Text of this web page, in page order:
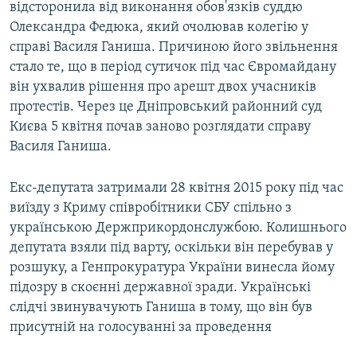
відсторонила від виконання обов'язків суддю
Олександра Федюка, який очолював колегію у
справі Василя Ганиша. Причиною його звільнення
стало те, що в період сутичок під час Євромайдану
він ухвалив рішення про арешт двох учасників
протестів. Через це Дніпровський районний суд
Києва 5 квітня почав заново розглядати справу
Василя Ганиша.
Екс-депутата затримали 28 квітня 2015 року під час
виїзду з Криму співробітники СБУ спільно з
українською Держприкордонслужбою. Колишнього
депутата взяли під варту, оскільки він перебував у
розшуку, а Генпрокуратура України винесла йому
підозру в скоєнні державної зради. Українські
слідчі звинувачують Ганиша в тому, що він був
присутній на голосуванні за проведення